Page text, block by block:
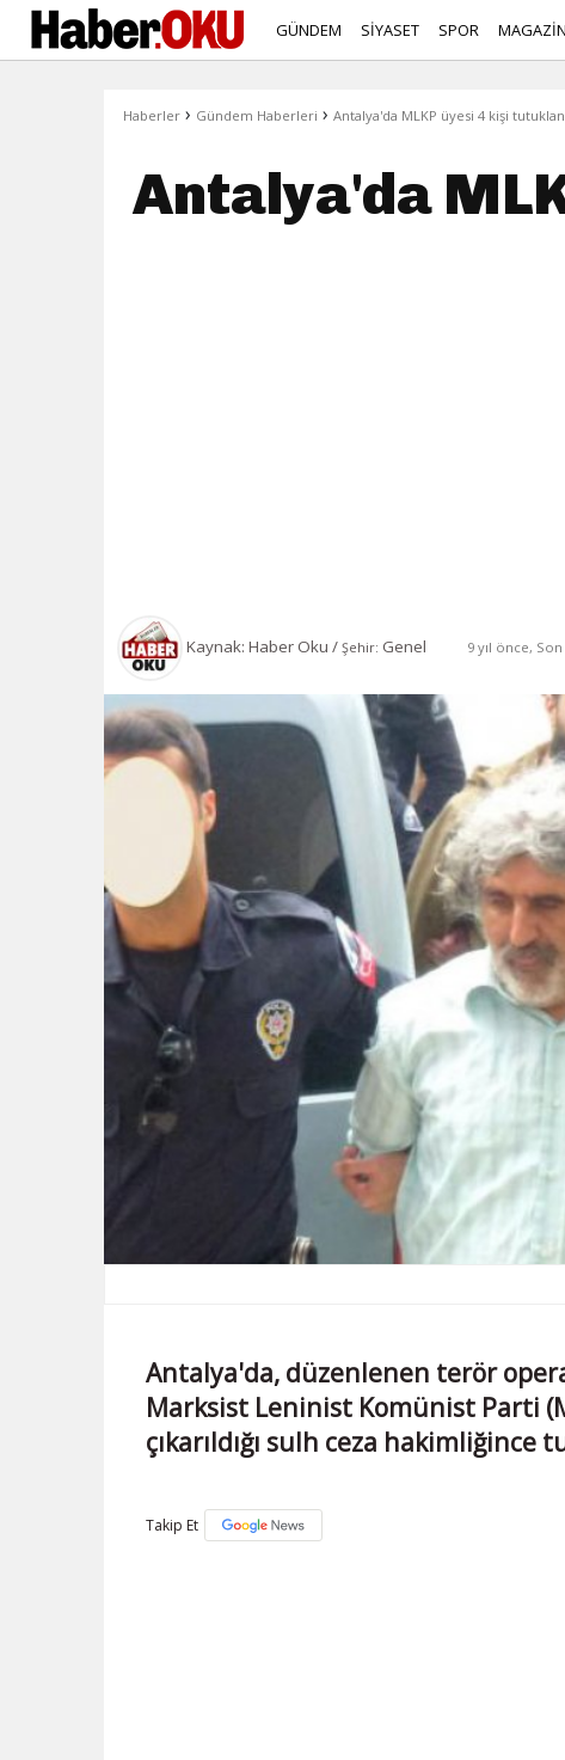
GÜNDEM SİYASET SPOR MAGAZİN
Haberler › Gündem Haberleri › Antalya'da MLKP üyesi 4 kişi
Antalya'da
Kaynak: Haber Oku /Şehir: Genel 9 yıl önce,
Antalya'da, düzenlenen terör
Marksist Leninist Komünist Parti
çıkarıldığı sulh ceza hakimliğince
Takip Et